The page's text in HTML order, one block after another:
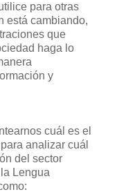
para otras
está cambiando,
que
haga lo
y
cuál es el
analizar cuál
del sector
Lengua